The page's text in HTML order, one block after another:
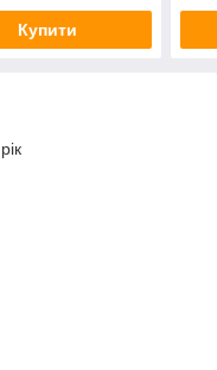
Купити